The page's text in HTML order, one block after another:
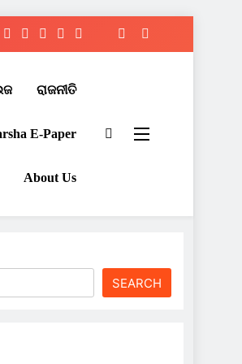
ରାଜନୀତି
E-Paper​
About Us
SEARCH